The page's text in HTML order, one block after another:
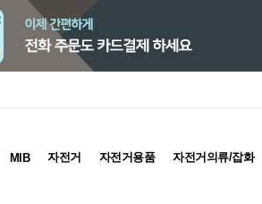
MIB 자전거 자전거용품 자전거의류/잡화